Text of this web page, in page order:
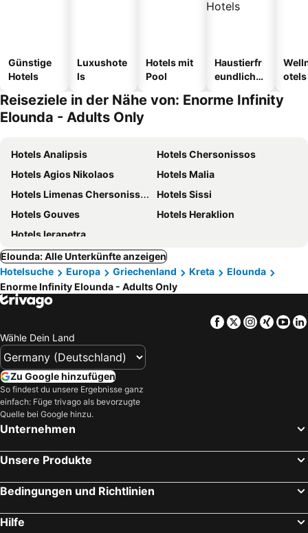
Günstige
Hotels
Luxushote
ls
Hotels mit
Pool
Haustierfr
eundliche
otels
Reiseziele in der Nähe von: Enorme Infinity
Elounda - Adults Only
Hotels Analipsis
Hotels Chersonissos
Hotels Agios Nikolaos
Hotels Malia
Hotels Limenas Chersonissos
Hotels Sissi
Hotels Gouves
Hotels Heraklion
Hotels Ierapetra
Elounda: Alle Unterkünfte anzeigen
Hotelsuche
Europa Griechenland Kreta
Elounda
Enorme Infinity Elounda - Adults Only
Facebook
TwitterXing
Wähle Dein Land
Zu Google hinzufügen
So findest du unsere Ergebnisse ganz
einfach: Füge trivago als bevorzugte
Quelle bei Google hinzu.
Unternehmen
Unsere Produkte
Bedingungen und Richtlinien
Hilfe